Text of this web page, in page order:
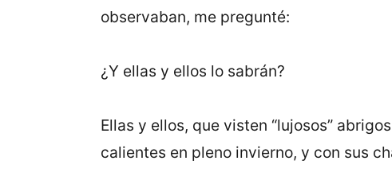
observaban, me pregunté:
¿Y ellas y ellos lo sabrán?
Ellas y ellos, que visten “lujosos”
calientes en pleno invierno, y con sus